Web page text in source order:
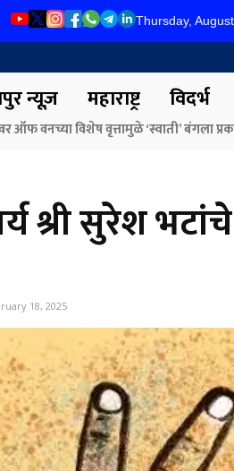
Thursday,
न्यूज़ महाराष्ट्र विदर्भ
ऑफ वनच्या विशेष वृत्तामुळे ‘स्वाती’ बंगला
जिष्णु देव वर्मा व केंद्रीय मंत्री नितीन
श्री सुरेश
18, 2025